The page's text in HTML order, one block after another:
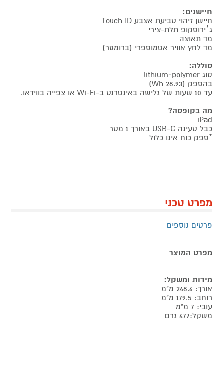
חיישנים:
חיישן זיהוי טביעת אצבע Touch ID
ג׳ירוסקופ תלת-צירי
מד תאוצה
מד לחץ אוויר אטמוספרי (ברומטר)
סוללה:
סוג lithium‑polymer
בהספק (28.93 Wh)
עד 10 שעות של גלישה באינטרנט ב-Wi-Fi או צפייה בווידאו.
מה בקופסה?
iPad
כבל טעינה USB-C באורך 1 מטר
*ספק כוח אינו כלול
מפרט טכני
פרטים נוספים
מפרט המוצר
מידות ומשקל:
אורך: 248.6 מ"מ
רוחב: 179.5 מ"מ
עובי: 7 מ"מ
משקל:477 גרם